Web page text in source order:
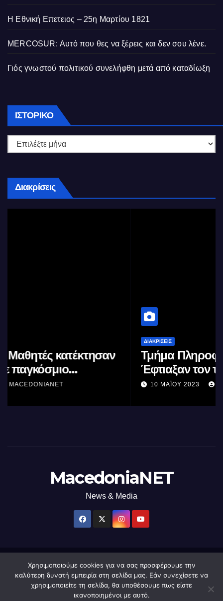
Η Εθνική Επετειος – 25η Μαρτίου 1821
MERCOSUR: Αυτό που θες να ξέρεις και δεν σου λένε.
Γιός γνωστού πολιτικού συνελήφθη μετά από καταδίωξη
ΙΣΤΟΡΙΚΌ Ιστορικό
Διακρίσεις
Τμήμα Πληροφορικής (ΑΠΘ) :
Έφτιαξαν τον ταχύτερο
επεξεργαστή AI στον κόσμο με τη
10 ΜΑΪ́ΟΥ 2023 MACEDONIANET
MacedoniaNET
News & Media
Δημιουργήθηκε από το digital2000 με την Υποστήριξη του WordPress
Θέμα: Newsup απόThemeansar.
Χρησιμοποιούμε cookies για να σας προσφέρουμε την
καλύτερη δυνατή εμπειρία στη σελίδα μας. Εάν συνεχίσετε να
χρησιμοποιείτε τη σελίδα, θα υποθέσουμε πως είστε
ικανοποιημένοι με αυτό.